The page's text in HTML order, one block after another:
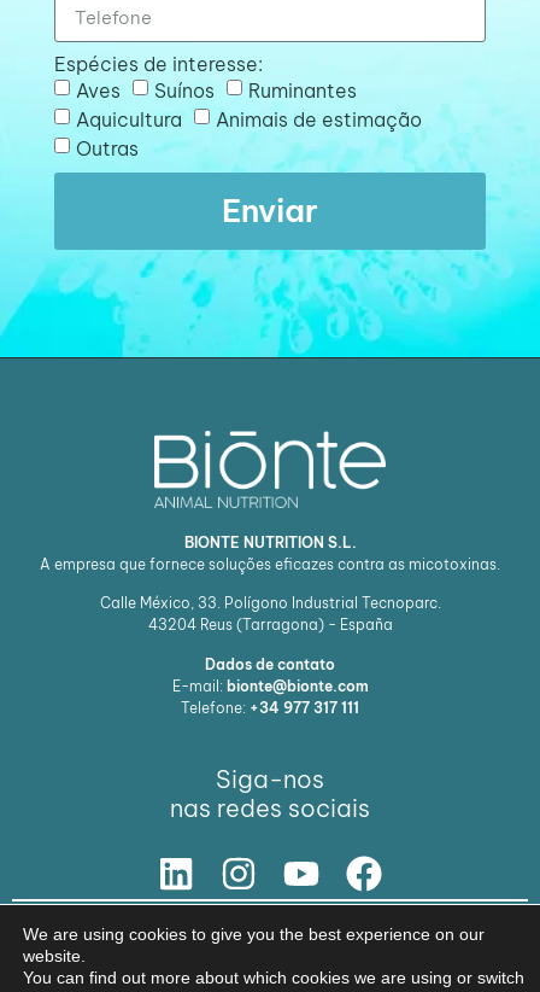
Espécies de interesse:
Aves
Suínos
Ruminantes
Aquicultura
Animais de estimação
Outras
Enviar
BIONTE NUTRITION S.L.
A empresa que fornece soluções eficazes contra as micotoxinas.
Calle México, 33. Polígono Industrial Tecnoparc.
43204 Reus (Tarragona) - España
Dados de contato
E-mail: bionte@bionte.com
Telefone: +34 977 317 111
Siga-nos
nas redes sociais
We are using cookies to give you the best experience on our
website.
You can find out more about which cookies we are using or switch